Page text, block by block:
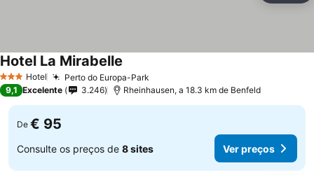
3 EstrelasHotel Perto do Europa-Park
Hotel La Mirabelle
9,1 Excelente 3.246 Rheinhausen, a 18.3 km de Benfeld
De € 95
Consulte os preços de 8 sites Ver preços